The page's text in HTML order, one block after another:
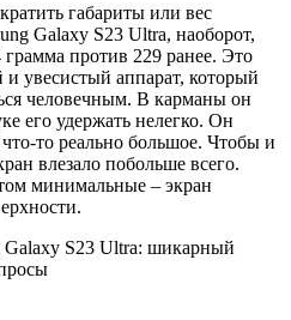
габариты или вес
Galaxy S23 Ultra, наоборот,
грамма против 229 ранее. Это
увесистый аппарат, который
человечным. В карманы он
его удержать нелегко. Он
то реально большое. Чтобы и
влезало побольше всего.
минимальные – экран